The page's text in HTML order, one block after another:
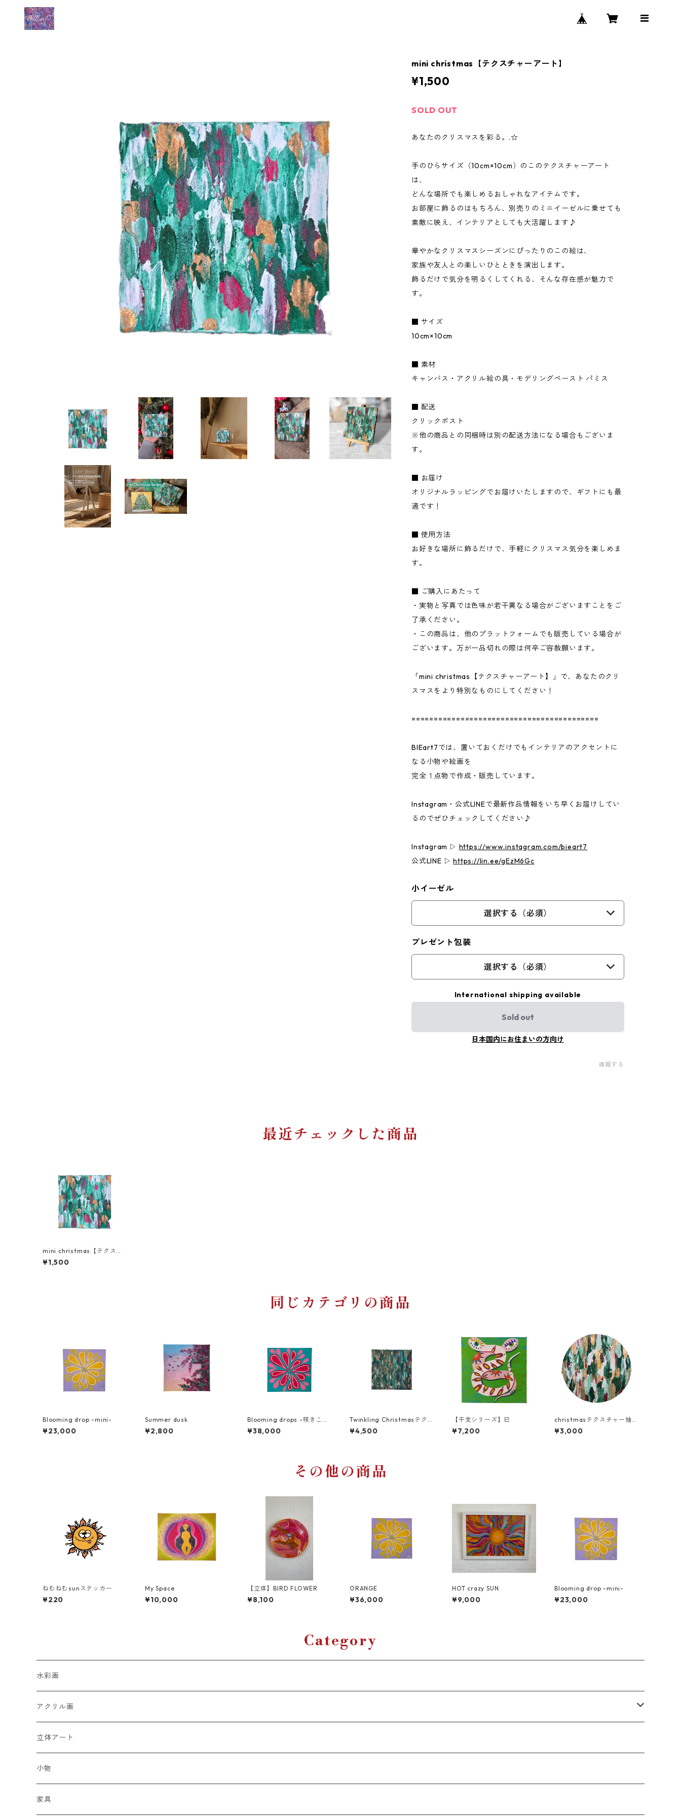
mini christmas【テクスチャーアート】
¥1,500
SOLD OUT
あなたのクリスマスを彩る。.☆
手のひらサイズ（10cm×10cm）のこのテクスチャーアート
は、
どんな場所でも楽しめるおしゃれなアイテムです。
お部屋に飾るのはもちろん、別売りのミニイーゼルに乗せても
素敵に映え、インテリアとしても大活躍します♪
華やかなクリスマスシーズンにぴったりのこの絵は、
家族や友人との楽しいひとときを演出します。
飾るだけで気分を明るくしてくれる、そんな存在感が魅力で
す。
■ サイズ
10cm×10cm
■ 素材
キャンバス・アクリル絵の具・モデリングペースト パミス
■ 配送
クリックポスト
※他の商品との同梱時は別の配送方法になる場合もございま
す。
■ お届け
オリジナルラッピングでお届けいたしますので、ギフトにも最
適です！
■ 使用方法
お好きな場所に飾るだけで、手軽にクリスマス気分を楽しめま
す。
■ ご購入にあたって
・実物と写真では色味が若干異なる場合がございますことをご
了承ください。
・この商品は、他のプラットフォームでも販売している場合が
ございます。万が一品切れの際は何卒ご容赦願います。
「mini christmas【テクスチャーアート】」で、あなたのクリ
スマスをより特別なものにしてください！
==========================================
BIEart7では、置いておくだけでもインテリアのアクセントに
なる小物や絵画を
完全１点物で作成・販売しています。
Instagram・公式LINEで最新作品情報をいち早くお届けしてい
るのでぜひチェックしてください♪
Instagram ▷ https://www.instagram.com/bieart7
公式LINE ▷https://lin.ee/gEzM6Gc
小イーゼル
選択する（必須）
プレゼント包装
選択する（必須）
International shipping available
Sold out
日本国内にお住まいの方向け
通報する
最近チェックした商品
mini christmas【テクスチ
ャーアート】
¥1,500
同じカテゴリの商品
Blooming drop -mini-
¥23,000
Summer dusk
¥2,800
Blooming drops -咲きこぼ
れるしずく-
¥38,000
Twinkling Christmasテク
スチャー
¥4,500
【干支シリーズ】巳
¥7,200
christmasテクスチャー抽象
画【丸キャンバスA】
¥3,000
その他の商品
ねむねむsunステッカー
¥220
My Space
¥10,000
【立体】BIRD FLOWER
¥8,100
ORANGE
¥36,000
HOT crazy SUN
¥9,000
Blooming drop -mini-
¥23,000
Category
水彩画
アクリル画
女性性
立体アート
小物
家具